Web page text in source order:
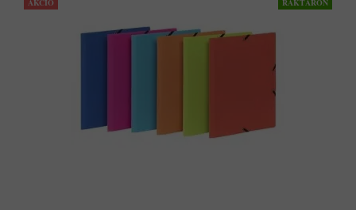
AKCIÓ RAKTÁRON